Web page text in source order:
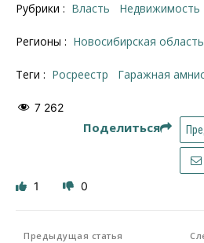
Рубрики : Власть Недвижимость
Регионы : Новосибирская область
Теги : Росреестр гаражная
7 262
Поделиться
1 0
Предыдущая статья